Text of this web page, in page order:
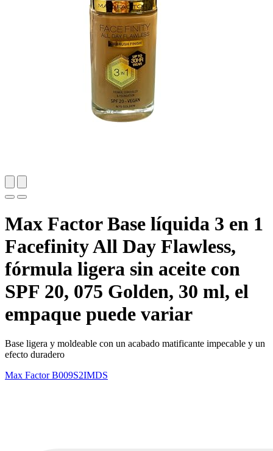
Max Factor Base líquida 3 en 1
Facefinity All Day Flawless,
fórmula ligera sin aceite con
SPF 20, 075 Golden, 30 ml, el
empaque puede variar
Base ligera y moldeable con un acabado matificante impecable y un
efecto duradero
Max FactorB009S2IMDS